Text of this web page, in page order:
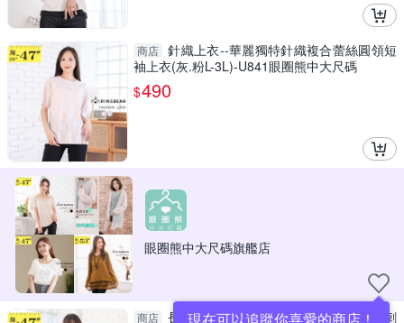
商店 針織上衣--華麗獨特針織複合蕾絲圓領短
袖上衣(灰.粉L-3L)-U841眼圈熊中大尺碼
$490
眼圈熊中大尺碼旗艦店
商店 長上衣--休閒保暖舒適加厚黃金絨亮片刺